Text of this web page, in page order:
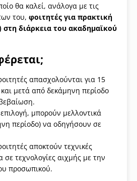
θα καλεί, ανάλογα με τις
του, φοιτητές για πρακτική
διάρκεια του ακαδημαϊκού
απασχολούνται για 15
μετά από δεκάμηνη περίοδο
μπορούν μελλοντικά
περίοδο) να οδηγήσουν σε
αποκτούν τεχνικές
σε τεχνολογίες αιχμής με την
προσωπικού.